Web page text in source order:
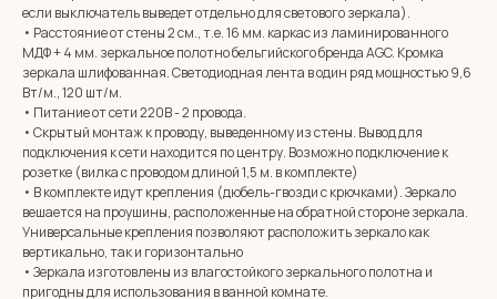
если выключатель выведет отдельно для светового зеркала).
• Расстояние от стены 2 см., т.е. 16 мм. каркас из ламинированного
МДФ + 4 мм. зеркальное полотно бельгийского бренда AGC. Кромка
зеркала шлифованная. Светодиодная лента в один ряд мощностью 9,6
Вт/м., 120 шт/м.
• Питание от сети 220В - 2 провода.
• Скрытый монтаж к проводу, выведенному из стены. Вывод для
подключения к сети находится по центру. Возможно подключение к
розетке (вилка с проводом длиной 1,5 м. в комплекте)
• В комплекте идут крепления (дюбель-гвозди с крючками). Зеркало
вешается на проушины, расположенные на обратной стороне зеркала.
Универсальные крепления позволяют расположить зеркало как
вертикально, так и горизонтально
• Зеркала изготовлены из влагостойкого зеркального полотна и
пригодны для использования в ванной комнате.